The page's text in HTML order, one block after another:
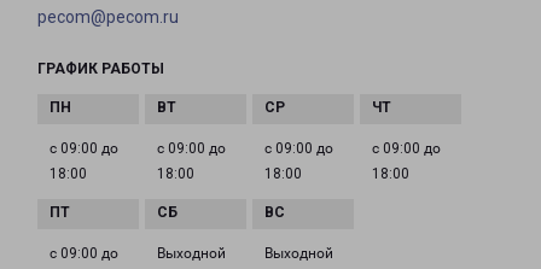
pecom@pecom.ru
ГРАФИК РАБОТЫ
с 09:00 до
18:00
с 09:00 до
18:00
с 09:00 до
18:00
с 09:00 до
18:00
с 09:00 до
Выходной Выходной